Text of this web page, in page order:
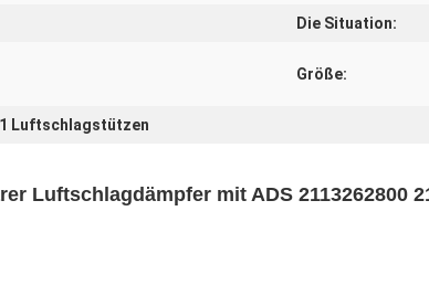
Die Situation:
Größe:
Luftschlagstützen
Luftschlagdämpfer mit ADS 2113262800